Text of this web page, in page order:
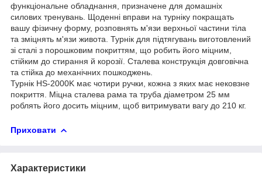
функціональне обладнання, призначене для домашніх
силових тренувань. Щоденні вправи на турніку покращать
вашу фізичну форму, розповнять м'язи верхньої частини тіла
та зміцнять м'язи живота. Турнік для підтягувань виготовлений
зі сталі з порошковим покриттям, що робить його міцним,
стійким до стирання й корозії. Сталева конструкція довговічна
та стійка до механічних пошкоджень.
Турнік HS-2000K має чотири ручки, кожна з яких має нековзне
покриття. Міцна сталева рама та труба діаметром 25 мм
роблять його досить міцним, щоб витримувати вагу до 210 кг.
Приховати
Характеристики